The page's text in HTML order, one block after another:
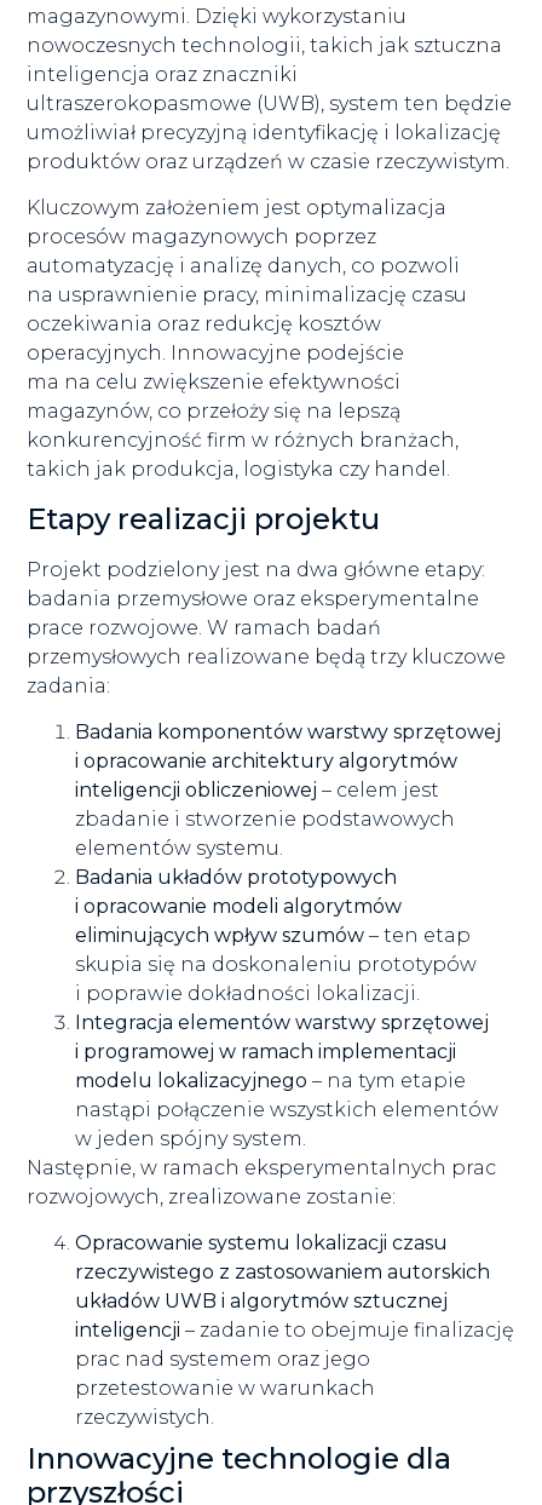
magazynowymi. Dzięki wykorzystaniu
nowoczesnych technologii, takich jak sztuczna
inteligencja oraz znaczniki
ultraszerokopasmowe (UWB), system ten będzie
umożliwiał precyzyjną identyfikację i lokalizację
produktów oraz urządzeń w czasie rzeczywistym.
Kluczowym założeniem jest optymalizacja
procesów magazynowych poprzez
automatyzację i analizę danych, co pozwoli
na usprawnienie pracy, minimalizację czasu
oczekiwania oraz redukcję kosztów
operacyjnych. Innowacyjne podejście
ma na celu zwiększenie efektywności
magazynów, co przełoży się na lepszą
konkurencyjność firm w różnych branżach,
takich jak produkcja, logistyka czy handel.
Etapy realizacji projektu
Projekt podzielony jest na dwa główne etapy:
badania przemysłowe oraz eksperymentalne
prace rozwojowe. W ramach badań
przemysłowych realizowane będą trzy kluczowe
zadania:
Badania komponentów warstwy sprzętowej
i opracowanie architektury algorytmów
inteligencji obliczeniowej – celem jest
zbadanie i stworzenie podstawowych
elementów systemu.
Badania układów prototypowych
i opracowanie modeli algorytmów
eliminujących wpływ szumów – ten etap
skupia się na doskonaleniu prototypów
i poprawie dokładności lokalizacji.
Integracja elementów warstwy sprzętowej
i programowej w ramach implementacji
modelu lokalizacyjnego – na tym etapie
nastąpi połączenie wszystkich elementów
w jeden spójny system.
Następnie, w ramach eksperymentalnych prac
rozwojowych, zrealizowane zostanie:
Opracowanie systemu lokalizacji czasu
rzeczywistego z zastosowaniem autorskich
układów UWB i algorytmów sztucznej
inteligencji – zadanie to obejmuje finalizację
prac nad systemem oraz jego
przetestowanie w warunkach
rzeczywistych.
Innowacyjne technologie dla
przyszłości